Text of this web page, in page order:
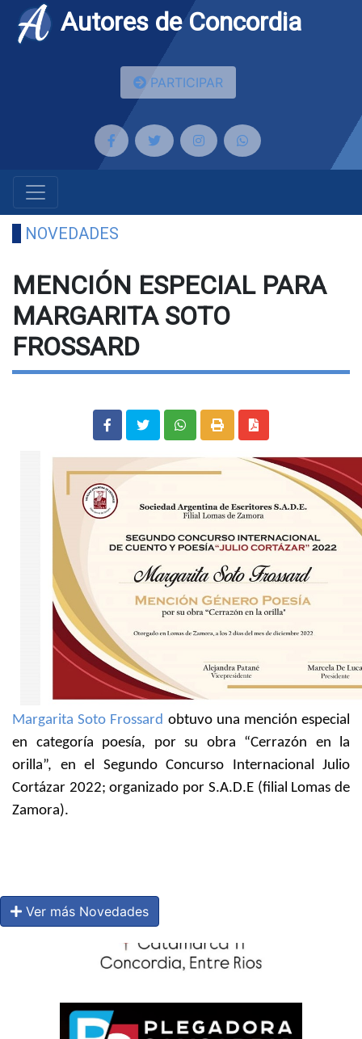
Autores de Concordia
PARTICIPAR
NOVEDADES
MENCIÓN ESPECIAL PARA
MARGARITA SOTO
FROSSARD
Margarita Soto Frossard obtuvo una mención especial
en categoría poesía, por su obra “Cerrazón en la
orilla”, en el Segundo Concurso Internacional Julio
Cortázar 2022; organizado por S.A.D.E (filial Lomas de
Zamora).
Ver más Novedades